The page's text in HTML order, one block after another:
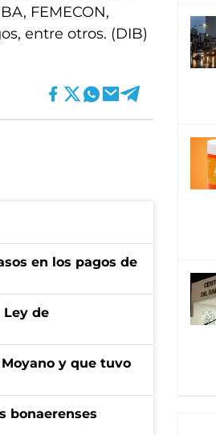
FEMECON,
entre otros. (DIB)
en los pagos de
Ley de
y que tuvo
bonaerenses